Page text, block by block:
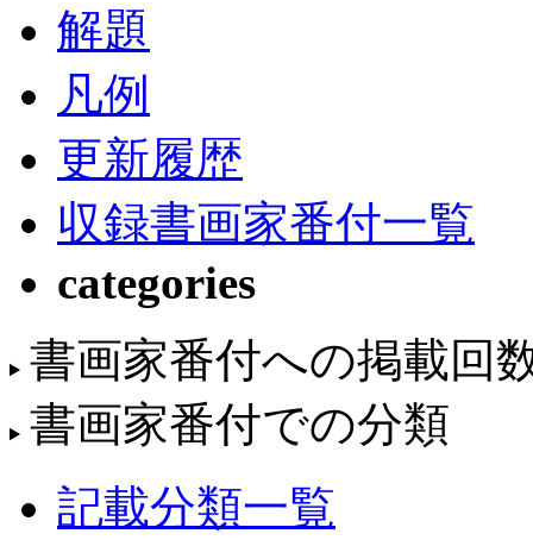
解題
凡例
更新履歴
収録書画家番付一覧
categories
書画家番付への掲載回
書画家番付での分類
記載分類一覧